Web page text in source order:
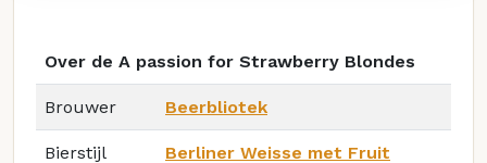
Over de A passion for Strawberry Blondes
Brouwer Beerbliotek
Bierstijl Berliner Weisse met Fruit